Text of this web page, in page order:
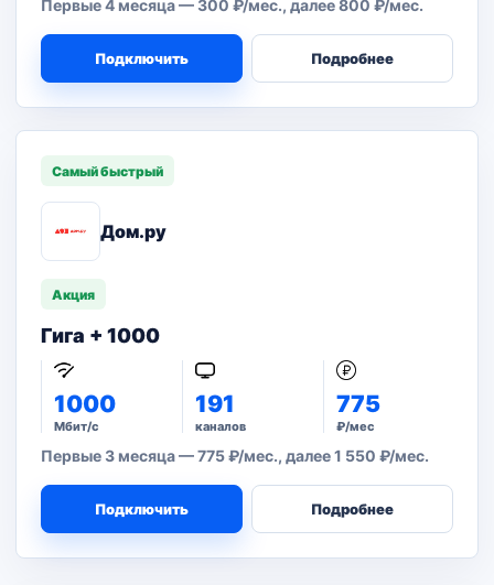
Первые 4 месяца — 300 ₽/мес., далее 800 ₽/мес.
Подключить Подробнее
Самый быстрый
Дом.ру
Акция
Гига + 1000
1000
Мбит/с
191
каналов
775
₽/мес
Первые 3 месяца — 775 ₽/мес., далее 1 550 ₽/мес.
Подключить Подробнее